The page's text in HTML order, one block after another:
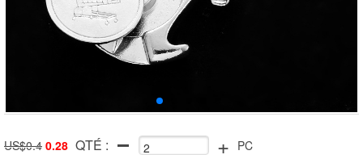
US$0.4 0.28 QTÉ : + PC